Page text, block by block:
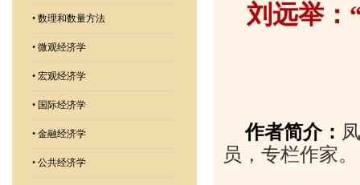
• 数理和数量方法
• 微观经济学
• 宏观经济学
• 国际经济学
• 金融经济学
• 公共经济学
刘远举：
作者简介：
员，专栏作家。